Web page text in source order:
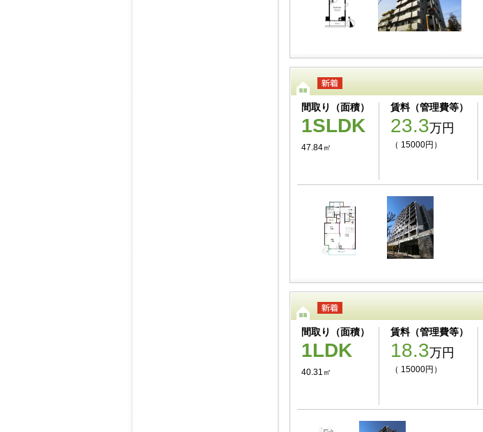
間取り（面積）
1SLDK
47.84㎡
賃料（管理費等）
23.3万円
（ 15000円）
間取り（面積）
1LDK
40.31㎡
賃料（管理費等）
18.3万円
（ 15000円）